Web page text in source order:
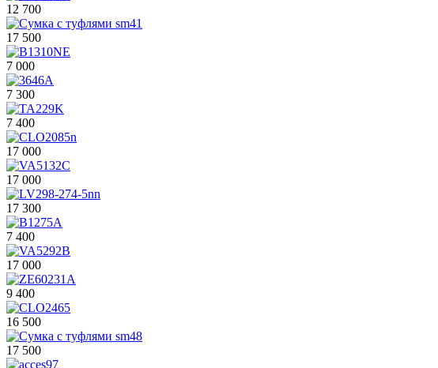
12 700
17 500
7 000
7 300
7 400
17 000
17 000
17 300
7 400
17 000
9 400
16 500
17 500